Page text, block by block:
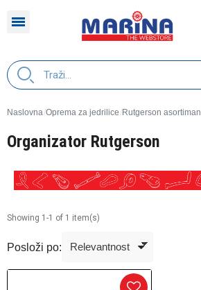
Naslovna Oprema za jedrilice Rutgerson asortiman
Organizator Rutgerson
Showing 1-1 of 1 item(s)
Posloži po: